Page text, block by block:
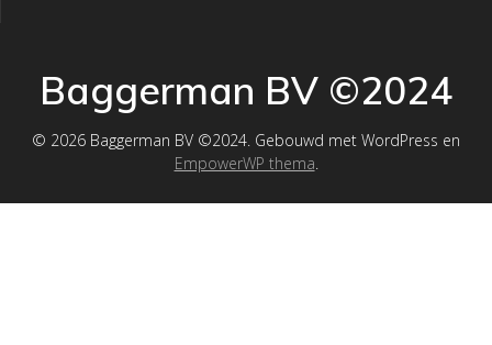
Baggerman BV ©2024
© 2026 Baggerman BV ©2024. Gebouwd met WordPress en
EmpowerWP thema.